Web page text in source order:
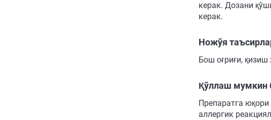
керак. Дозани
керак.
Ножўя
Бош оғриғи,
Қўллаш мумкин
Препаратга
аллергик